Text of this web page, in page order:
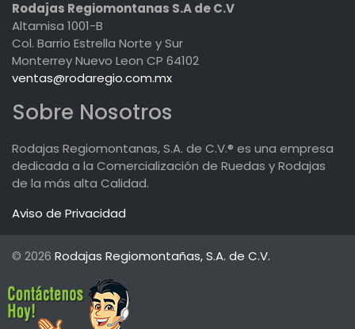
Rodajas Regiomontanas S.A de C.V
Altamisa 1001-B
Col. Barrio Estrella Norte y Sur
Monterrey Nuevo Leon CP 64102
ventas@rodaregio.com.mx
Sobre Nosotros
Rodajas Regiomontanas, S.A. de C.V.® es una empresa
dedicada a la Comercialización de Ruedas y Rodajas
de la más alta Calidad.
Aviso de Privacidad
© 2026 Rodajas Regiomontañas, S.A. de C.V.